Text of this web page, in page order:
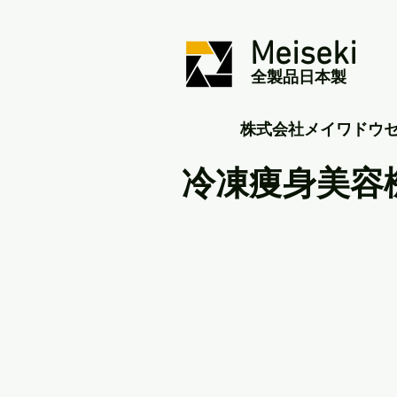
Meiseki
全製品日本製
株式会社メイワドウ
冷凍痩身美容